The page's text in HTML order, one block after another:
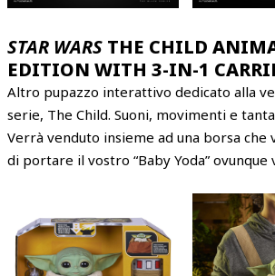
STAR WARS THE CHILD
EDITION WITH 3-IN-1
Altro pupazzo interattivo dedicato alla
serie, The Child. Suoni, movimenti e
Verrà venduto insieme ad una borsa
di portare il vostro “Baby Yoda” ovunque